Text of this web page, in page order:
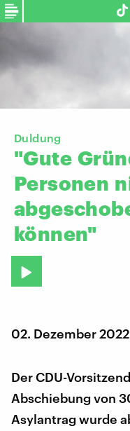
Duldung
"Gute
Personen
können"
02. Dezember 2022
Der CDU-
Abschiebung von
Asylantrag wurde